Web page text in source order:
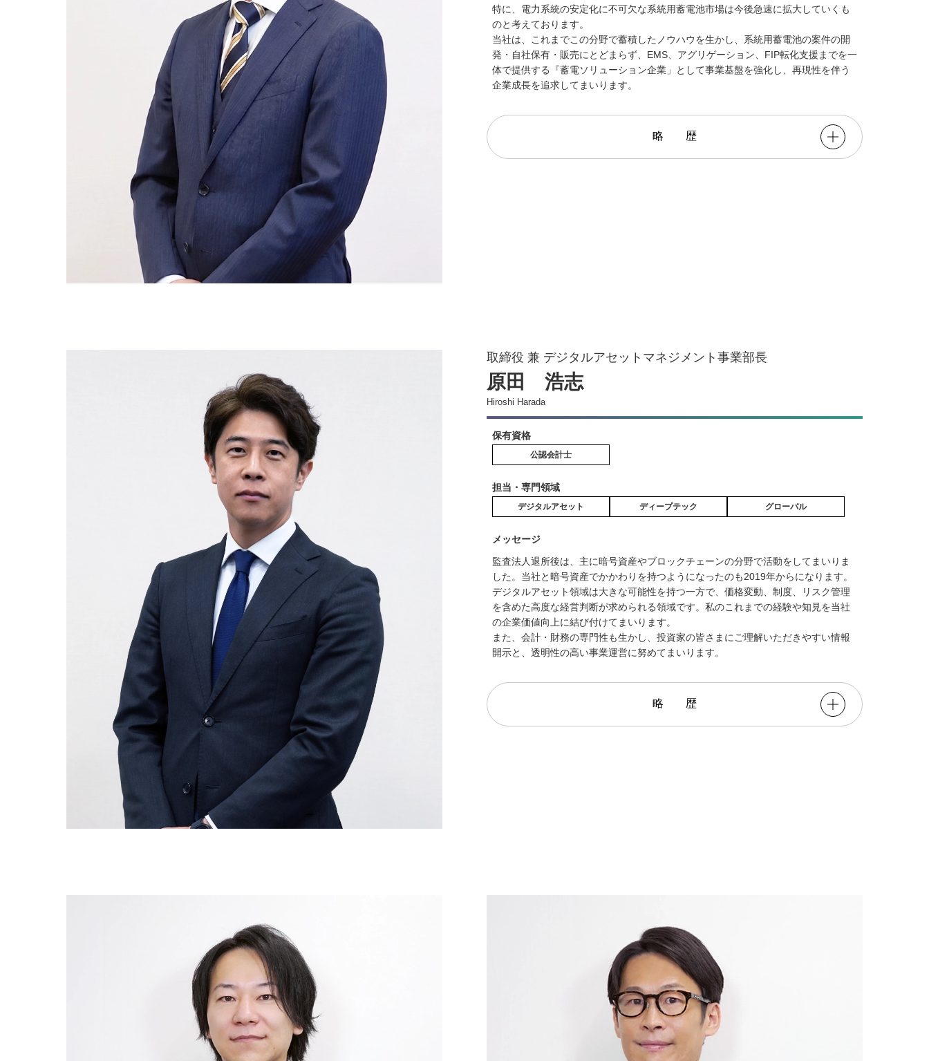
特に、電力系統の安定化に不可欠な系統用蓄電池市場は今後急速に拡大していくも
のと考えております。
当社は、これまでこの分野で蓄積したノウハウを生かし、系統用蓄電池の案件の開
発・自社保有・販売にとどまらず、EMS、アグリゲーション、FIP転化支援までを一
体で提供する『蓄電ソリューション企業」として事業基盤を強化し、再現性を伴う
企業成長を追求してまいります。
略歴
取締役 兼 デジタルアセットマネジメント事業部長
原田 浩志
Hiroshi Harada
保有資格
公認会計士
担当・専門領域
デジタルアセット ディープテック グローバル
メッセージ
監査法人退所後は、主に暗号資産やブロックチェーンの分野で活動をしてまいりま
した。当社と暗号資産でかかわりを持つようになったのも2019年からになります。
デジタルアセット領域は大きな可能性を持つ一方で、価格変動、制度、リスク管理
を含めた高度な経営判断が求められる領域です。私のこれまでの経験や知見を当社
の企業価値向上に結び付けてまいります。
また、会計・財務の専門性も生かし、投資家の皆さまにご理解いただきやすい情報
開示と、透明性の高い事業運営に努めてまいります。
略歴